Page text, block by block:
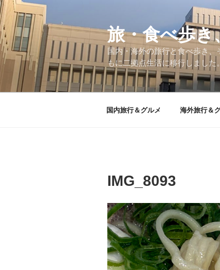
コ
ン
テ
ン
ツ
へ
旅・食べ歩
国内・海外の旅行と食べ歩き
もに二拠点生活に移行しました。
国内旅行＆グルメ 海外旅行＆
IMG_8093